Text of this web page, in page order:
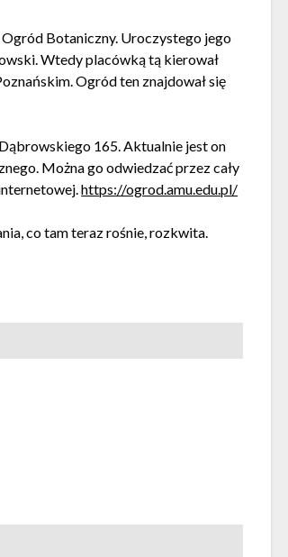
Botaniczny. Uroczystego jego
Wtedy placówką tą kierował
Ogród ten znajdował się
165. Aktualnie jest on
Można go odwiedzać przez cały
https://ogrod.amu.edu.pl/
co tam teraz rośnie, rozkwita.